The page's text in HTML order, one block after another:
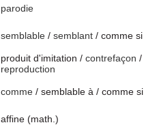
parodie
semblable / semblant / comme si
produit d'imitation / contrefaçon /
reproduction
comme / semblable à / comme si
affine (math.)